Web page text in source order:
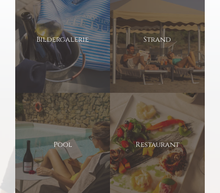
Bildergalerie Strand
Pool Restaurant